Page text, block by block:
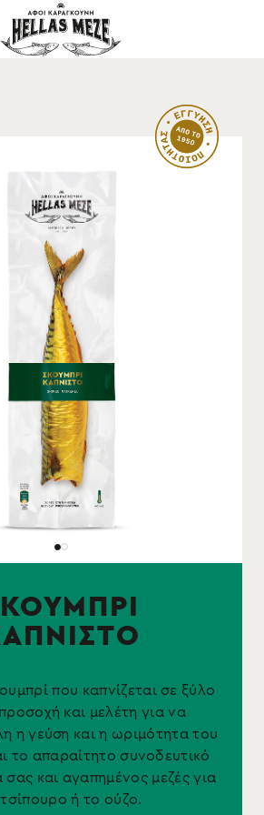
που καπνίζεται σε ξύλο
και μελέτη για να
η γεύση και η ωριμότητα του
το απαραίτητο συνοδευτικό
σας και αγαπημένος μεζές για
ή το ούζο.